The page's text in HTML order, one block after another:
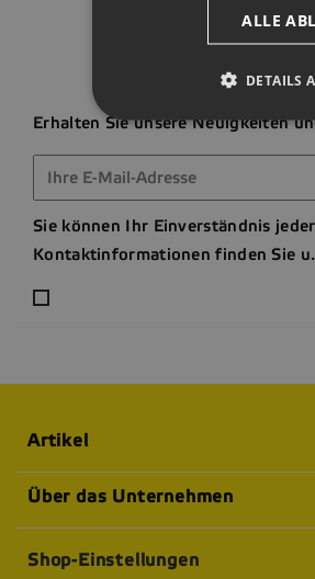
Erhalten Sie unsere Neuigkeiten
Sie können Ihr Einverständnis
Kontaktinformationen finden Sie
Artikel
Über das Unternehmen
Shop-Einstellungen
ALLE
DETAILS